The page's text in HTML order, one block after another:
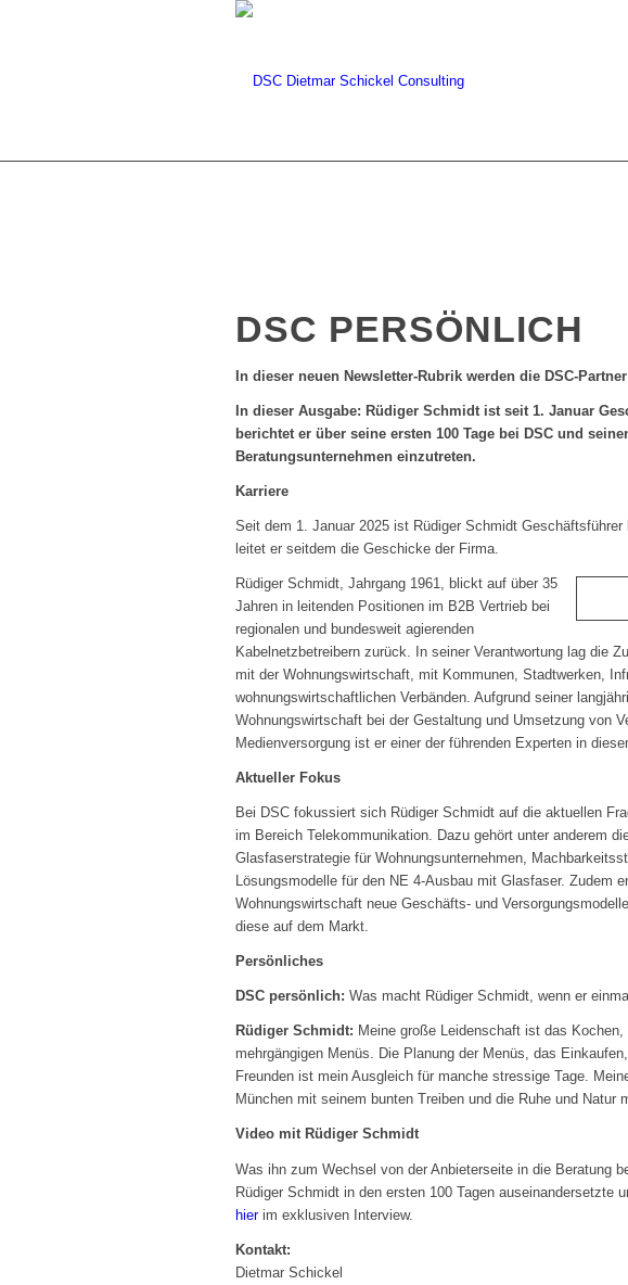
DSC PERSÖNLICH
In dieser neuen Newsletter-Rubrik werden die DSC-
In dieser Ausgabe: Rüdiger Schmidt ist seit 1. Januar
berichtet er über seine ersten 100 Tage bei DSC und
Beratungsunternehmen einzutreten.
Karriere
Seit dem 1. Januar 2025 ist Rüdiger Schmidt
leitet er seitdem die Geschicke der Firma.
Rüdiger Schmidt, Jahrgang 1961, blickt auf über 35
Jahren in leitenden Positionen im B2B Vertrieb bei
regionalen und bundesweit agierenden
Kabelnetzbetreibern zurück. In seiner Verantwortung lag die
mit der Wohnungswirtschaft, mit Kommunen, Stadtwerken,
wohnungswirtschaftlichen Verbänden. Aufgrund seiner
Wohnungswirtschaft bei der Gestaltung und Umsetzung von
Medienversorgung ist er einer der führenden Experten in
Aktueller Fokus
Bei DSC fokussiert sich Rüdiger Schmidt auf die aktuellen
im Bereich Telekommunikation. Dazu gehört unter anderem
Glasfaserstrategie für Wohnungsunternehmen,
Lösungsmodelle für den NE 4-Ausbau mit Glasfaser. Zudem
Wohnungswirtschaft neue Geschäfts- und
diese auf dem Markt.
Persönliches
DSC persönlich: Was macht Rüdiger Schmidt, wenn er
Rüdiger Schmidt: Meine große Leidenschaft ist das
mehrgängigen Menüs. Die Planung der Menüs, das
Freunden ist mein Ausgleich für manche stressige Tage.
München mit seinem bunten Treiben und die Ruhe und Natur
Video mit Rüdiger Schmidt
Was ihn zum Wechsel von der Anbieterseite in die Beratung
Rüdiger Schmidt in den ersten 100 Tagen auseinandersetzte
hierim exklusiven Interview.
Kontakt:
Dietmar Schickel